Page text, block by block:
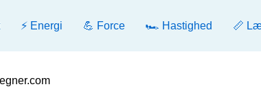
⚡ Energi 💪 Force 🏎️ Hastighed 📏